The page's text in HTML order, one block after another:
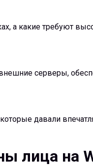
а какие требуют
серверы,
давали
лица на